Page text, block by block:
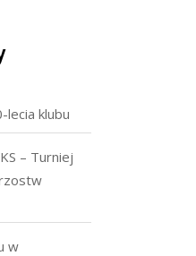
lecia klubu
– Turniej
w